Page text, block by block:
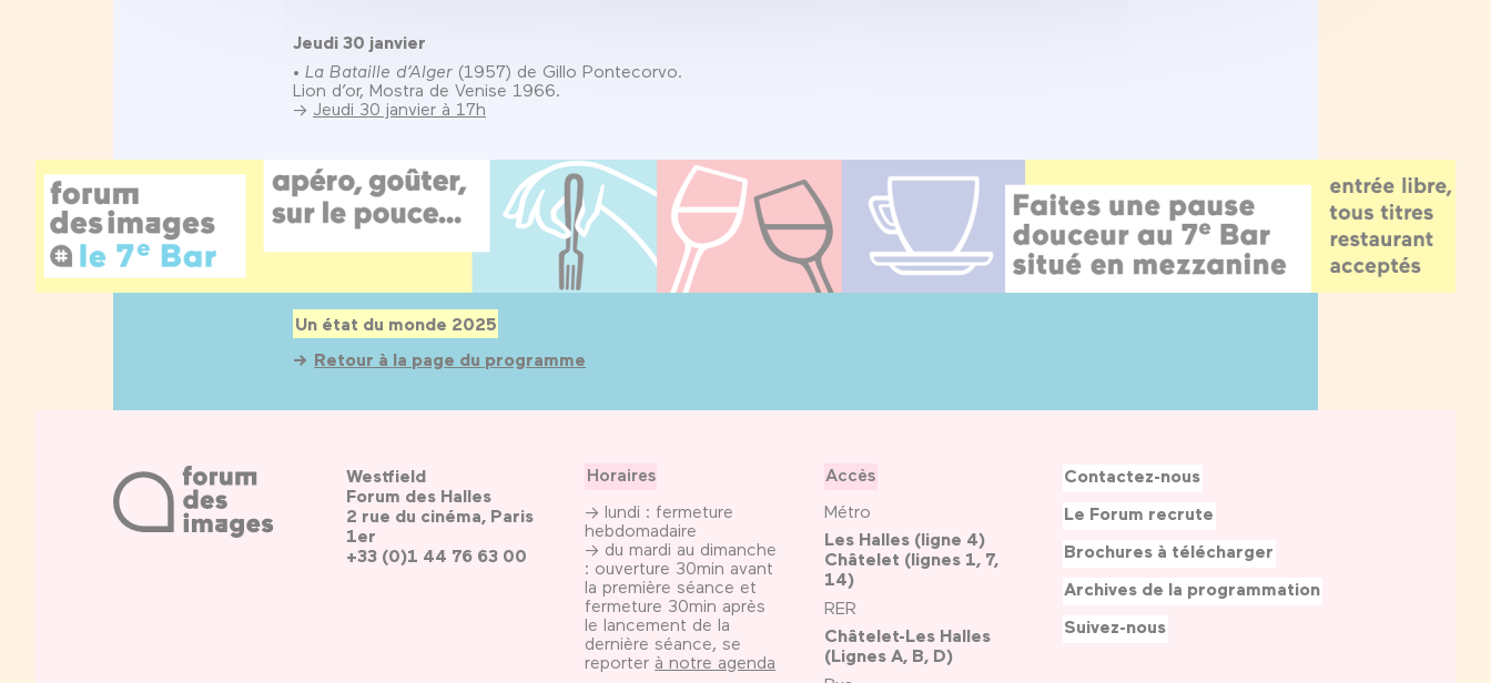
Jeudi 30 janvier
• La Bataille d’Alger (1957) de Gillo Pontecorvo.
Lion d’or, Mostra de Venise 1966.
→ Jeudi 30 janvier à 17h
Un état du monde 2025
Retour à la page du programme
Westfield
Forum des Halles
2 rue du cinéma, Paris
1er
+33 (0)1 44 76 63 00
Horaires
→ lundi : fermeture
hebdomadaire
→ du mardi au dimanche
: ouverture 30min avant
la première séance et
fermeture 30min après
le lancement de la
dernière séance, se
reporter à notre agenda
Accès
Métro
Les Halles (ligne 4)
Châtelet (lignes 1, 7,
14)
RER
Châtelet-Les Halles
(Lignes A, B, D)
Contactez-nous
Le Forum recrute
Brochures à télécharger
Archives de la programmation
Suivez-nous